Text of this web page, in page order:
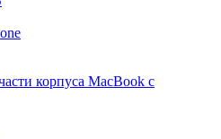
корпуса MacBook с